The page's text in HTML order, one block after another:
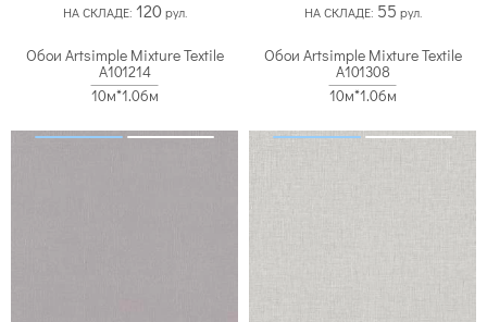
НА СКЛАДЕ: 120рул. НА СКЛАДЕ: 55 рул.
Обои Artsimple Mixture Textile
A101214
10м*1.06м
Обои Artsimple Mixture Textile
A101308
10м*1.06м